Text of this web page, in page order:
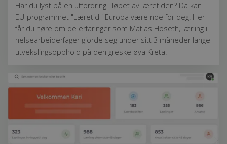
Har du lyst på en utfordring i løpet av læretiden? Da kan
EU-programmet "Læretid i Europa være noe for deg. Her
får du høre om de erfaringer som Matias Hoseth, lærling i
helsearbeiderfager gjorde seg under sitt 3 måneder lange
utvekslingsopphold på den greske øya Kreta.